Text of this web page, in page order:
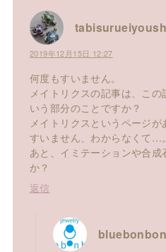
2019年12月15日 12:27
何度もすいません。
メイトリクスの記事は、こ
いう部分のことですか？
メイトリクスというページが
すいません、わからなくて…。
あと、イミテーションや合
か？
返信